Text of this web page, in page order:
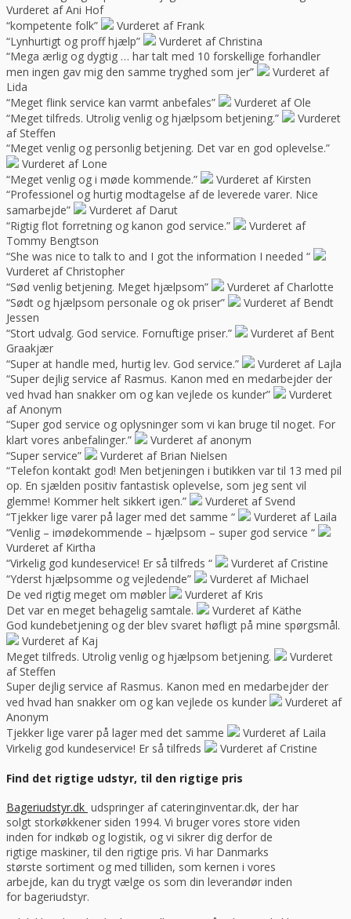
Vurderet af Ani Hof
“kompetente folk”
Vurderet af Frank
“Lynhurtigt og proff hjælp”
Vurderet af Christina
“Mega ærlig og dygtig … har talt med 10 forskellige forhandler
men ingen gav mig den samme tryghed som jer”
Vurderet af
Lida
“Meget flink service kan varmt anbefales”
Vurderet af Ole
“Meget tilfreds. Utrolig venlig og hjælpsom betjening.”
Vurderet
af Steffen
“Meget venlig og personlig betjening. Det var en god oplevelse.”
Vurderet af Lone
“Meget venlig og i møde kommende.”
Vurderet af Kirsten
“Professionel og hurtig modtagelse af de leverede varer. Nice
samarbejde”
Vurderet af Darut
“Rigtig flot forretning og kanon god service.”
Vurderet af
Tommy Bengtson
“She was nice to talk to and I got the information I needed “
Vurderet af Christopher
“Sød venlig betjening. Meget hjælpsom”
Vurderet af Charlotte
“Sødt og hjælpsom personale og ok priser”
Vurderet af Bendt
Jessen
“Stort udvalg. God service. Fornuftige priser.”
Vurderet af Bent
Graakjær
“Super at handle med, hurtig lev. God service.”
Vurderet af Lajla
“Super dejlig service af Rasmus. Kanon med en medarbejder der
ved hvad han snakker om og kan vejlede os kunder”
Vurderet
af Anonym
“Super god service og oplysninger som vi kan bruge til noget. For
klart vores anbefalinger.”
Vurderet af anonym
“Super service”
Vurderet af Brian Nielsen
“Telefon kontakt god! Men betjeningen i butikken var til 13 med pil
op. En sjælden positiv fantastisk oplevelse, som jeg sent vil
glemme! Kommer helt sikkert igen.”
Vurderet af Svend
“Tjekker lige varer på lager med det samme “
Vurderet af Laila
“Venlig – imødekommende – hjælpsom – super god service “
Vurderet af Kirtha
“Virkelig god kundeservice! Er så tilfreds “
Vurderet af Cristine
“Yderst hjælpsomme og vejledende”
Vurderet af Michael
De ved rigtig meget om møbler
Vurderet af Kris
Det var en meget behagelig samtale.
Vurderet af Käthe
God kundebetjening og der blev svaret høfligt på mine spørgsmål.
Vurderet af Kaj
Meget tilfreds. Utrolig venlig og hjælpsom betjening.
Vurderet
af Steffen
Super dejlig service af Rasmus. Kanon med en medarbejder der
ved hvad han snakker om og kan vejlede os kunder
Vurderet af
Anonym
Tjekker lige varer på lager med det samme
Vurderet af Laila
Virkelig god kundeservice! Er så tilfreds
Vurderet af Cristine
Find det rigtige udstyr, til den rigtige pris
Bageriudstyr.dk udspringer af cateringinventar.dk, der har
solgt storkøkkener siden 1994. Vi bruger vores store viden
inden for indkøb og logistik, og vi sikrer dig derfor de
rigtige maskiner, til den rigtige pris. Vi har Danmarks
største sortiment og med tilliden, som kernen i vores
arbejde, kan du trygt vælge os som din leverandør inden
for bageriudstyr.